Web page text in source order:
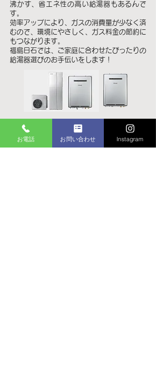
沸かす、省エネ性の高い給湯器もあるんで
す。
効率アップにより、ガスの消費量が少なく済
むので、環境にやさしく、ガス料金の節約に
もつながります。
福島日石では、ご家庭に合わせたぴったりの
給湯器選びのお手伝いをします！
ガス炊飯器
ガス炊飯器は
お電話 お問い合わせ Instagram